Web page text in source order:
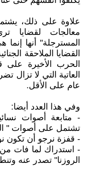
علاوة على ذلك،
معالجات لقضايا
المسترجلة" أنها
القضايا الملاحقة
الحرب الأخيرة
العاتية التي لا تزال
عام على الأقل.
وفي هذا العدد أيضا:
- متابعة أصوات
تشتمل على أصوات "
- قفزة نرجو أن تكون
- استدراك لما فات من
الروزنا" تصدر عنه